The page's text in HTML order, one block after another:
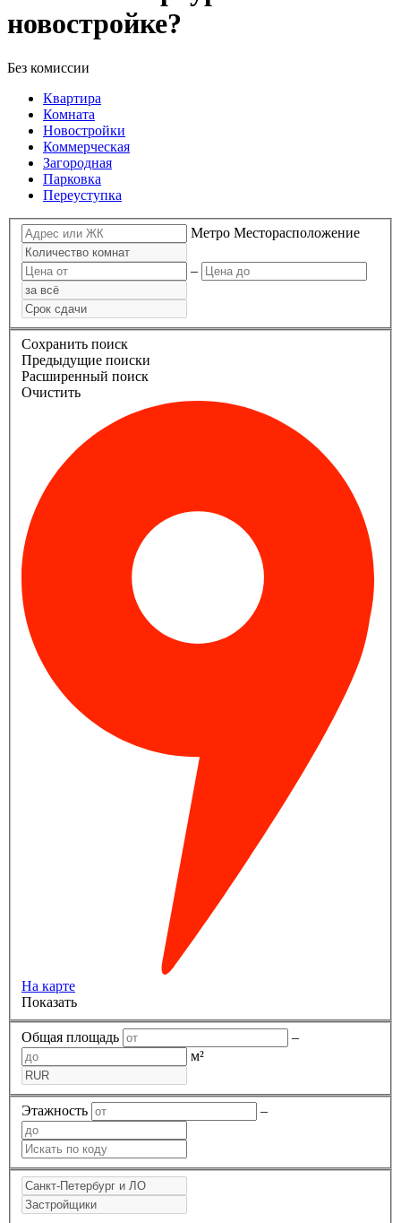
новостройке?
Без комиссии
Квартира
Комната
Новостройки
Коммерческая
Загородная
Парковка
Переуступка
Метро Месторасположение
–
Сохранить поиск
Предыдущие поиски
Расширенный поиск
Очистить
На карте
Показать
Общая площадь
–
м²
Этажность –